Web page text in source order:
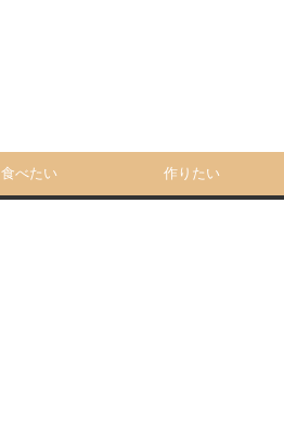
食べたい 作りたい